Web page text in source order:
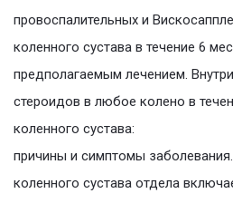
провоспалительных и
коленного сустава в течение 6
предполагаемым лечением.
стероидов в любое колено в
коленного сустава:
причины и симптомы
коленного сустава отдела